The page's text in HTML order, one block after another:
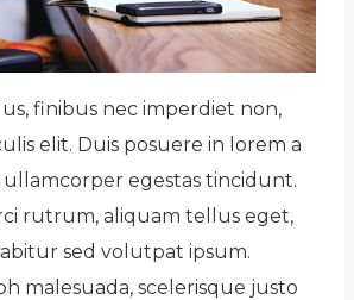
finibus nec imperdiet non,
elit. Duis posuere in lorem a
ullamcorper egestas tincidunt.
rutrum, aliquam tellus eget,
sed volutpat ipsum.
malesuada, scelerisque justo